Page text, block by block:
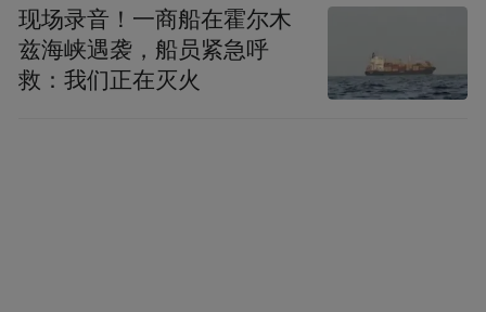
现场录音！一商船在霍尔木
兹海峡遇袭，船员紧急呼
救：我们正在灭火